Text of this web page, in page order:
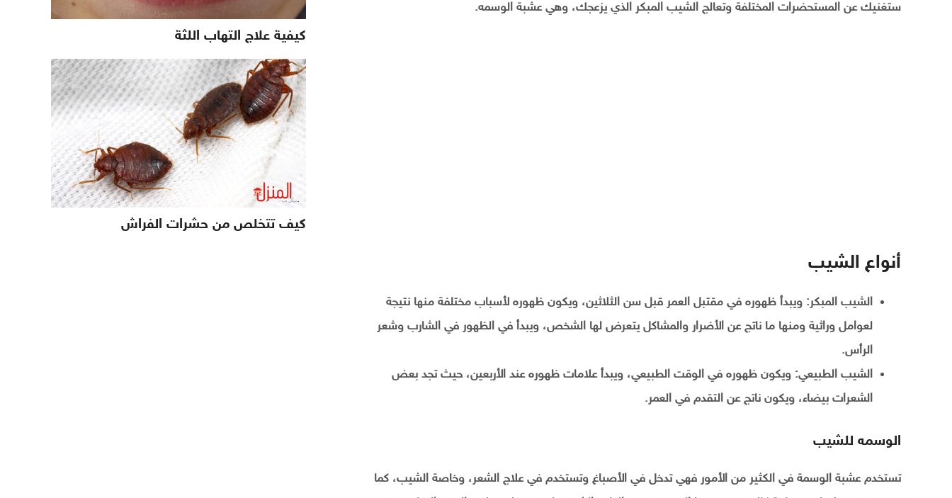
ستغنيك عن المستحضرات المختلفة وتعالج الشيب المبكر الذي يزعجك، وهي عشبة الوسمه.
أنواع الشيب
الشيب المبكر: ويبدأ ظهوره في مقتبل العمر قبل سن الثلاثين، ويكون ظهوره لأسباب مختلفة منها نتيجة
لعوامل وراثية ومنها ما ناتج عن الأضرار والمشاكل يتعرض لها الشخص، ويبدأ في الظهور في الشارب وشعر
الرأس.
الشيب الطبيعي: ويكون ظهوره في الوقت الطبيعي، ويبدأ علامات ظهوره عند الأربعين، حيث تجد بعض
الشعرات بيضاء، ويكون ناتج عن التقدم في العمر.
الوسمه للشيب
تستخدم عشبة الوسمة في الكثير من الأمور فهي تدخل في الأصباغ وتستخدم في علاج الشعر، وخاصة الشيب، كما
كيفية علاج التهاب اللثة
كيف تتخلص من حشرات الفراش